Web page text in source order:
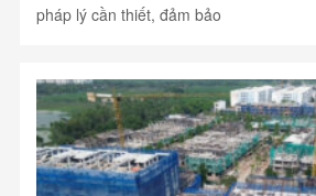
pháp lý cần thiết, đảm bảo